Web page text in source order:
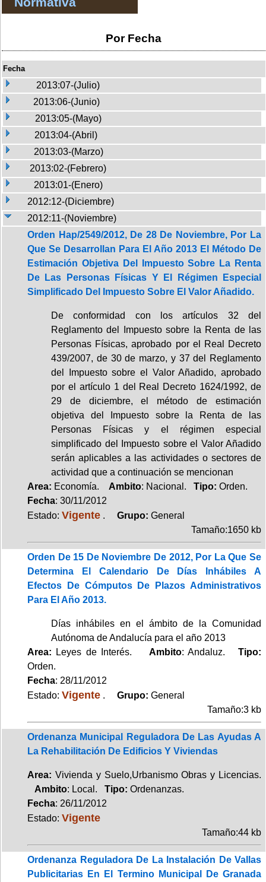
Por Fecha
Fecha
2013:07-(Julio)
2013:06-(Junio)
2013:05-(Mayo)
2013:04-(Abril)
2013:03-(Marzo)
2013:02-(Febrero)
2013:01-(Enero)
2012:12-(Diciembre)
2012:11-(Noviembre)
Orden Hap/2549/2012, De 28 De Noviembre, Por La
Que Se Desarrollan Para El Año 2013 El Método De
Estimación Objetiva Del Impuesto Sobre La Renta
De Las Personas Físicas Y El Régimen Especial
Simplificado Del Impuesto Sobre El Valor Añadido.
De conformidad con los artículos 32 del
Reglamento del Impuesto sobre la Renta de las
Personas Físicas, aprobado por el Real Decreto
439/2007, de 30 de marzo, y 37 del Reglamento
del Impuesto sobre el Valor Añadido, aprobado
por el artículo 1 del Real Decreto 1624/1992, de
29 de diciembre, el método de estimación
objetiva del Impuesto sobre la Renta de las
Personas Físicas y el régimen especial
simplificado del Impuesto sobre el Valor Añadido
serán aplicables a las actividades o sectores de
actividad que a continuación se mencionan
Area: Economía. Ambito: Nacional. Tipo: Orden.
Fecha: 30/11/2012
Estado: Vigente . Grupo: General
Tamaño:1650 kb
Orden De 15 De Noviembre De 2012, Por La Que Se
Determina El Calendario De Días Inhábiles A
Efectos De Cómputos De Plazos Administrativos
Para El Año 2013.
Días inhábiles en el ámbito de la Comunidad
Autónoma de Andalucía para el año 2013
Area: Leyes de Interés. Ambito: Andaluz.Tipo:
Orden.
Fecha: 28/11/2012
Estado: Vigente . Grupo: General
Tamaño:3 kb
Ordenanza Municipal Reguladora De Las Ayudas A
La Rehabilitación De Edificios Y Viviendas
Area: Vivienda y Suelo,Urbanismo Obras y Licencias.
Ambito: Local. Tipo: Ordenanzas.
Fecha: 26/11/2012
Estado: Vigente
Tamaño:44 kb
Ordenanza Reguladora De La Instalación De Vallas
Publicitarias En El Termino Municipal De Granada